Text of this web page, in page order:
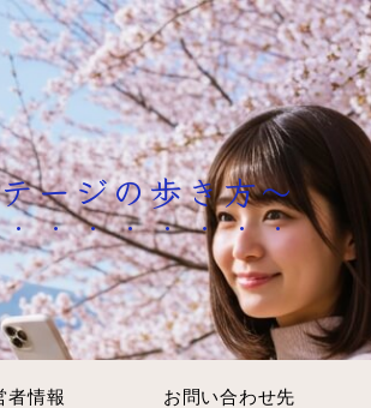
ージの歩き方～
者情報 お問い合わせ先